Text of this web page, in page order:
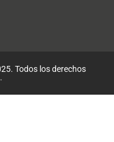
Todos los derechos